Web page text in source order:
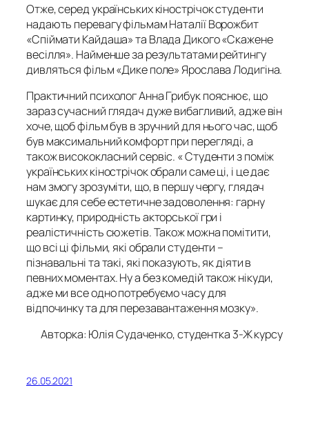
Отже, серед українських кінострічок студенти
надають перевагу фільмам Наталії Ворожбит
«Спіймати Кайдаша» та Влада Дикого «Скажене
весілля». Найменше за результатами рейтингу
дивляться фільм «Дике поле» Ярослава Лодигіна.
Практичний психолог Анна Грибук пояснює, що
зараз сучасний глядач дуже вибагливий, адже він
хоче, щоб фільм був в зручний для нього час, щоб
був максимальний комфорт при перегляді, а
також висококласний сервіс. « Студенти з поміж
українських кінострічок обрали саме ці, і це дає
нам змогу зрозуміти, що, в першу чергу, глядач
шукає для себе естетичне задоволення: гарну
картинку, природність акторської гри і
реалістичність сюжетів. Також можна помітити,
що всі ці фільми, які обрали студенти –
пізнавальні та такі, які показують, як діяти в
певних моментах. Ну а без комедій також нікуди,
адже ми все одно потребуємо часу для
відпочинку та для перезавантаження мозку».
Авторка: Юлія Судаченко, студентка 3-Ж курсу
26.05.2021